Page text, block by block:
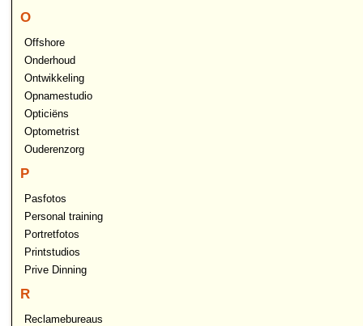
O
Offshore
Onderhoud
Ontwikkeling
Opnamestudio
Opticiëns
Optometrist
Ouderenzorg
P
Pasfotos
Personal training
Portretfotos
Printstudios
Prive Dinning
R
Reclamebureaus